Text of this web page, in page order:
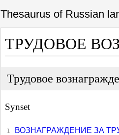
Thesaurus of Russian
ТРУДОВОЕ
Трудовое
Synset
ВОЗНАГРАЖДЕНИЕ ЗА